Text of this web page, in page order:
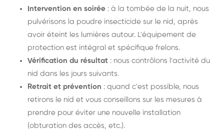
Intervention en soirée : à la tombée de la nuit, nous
pulvérisons la poudre insecticide sur le nid, après
avoir éteint les lumières autour. L'équipement de
protection est intégral et spécifique frelons.
Vérification du résultat : nous contrôlons l'activité du
nid dans les jours suivants.
Retrait et prévention : quand c'est possible, nous
retirons le nid et vous conseillons sur les mesures à
prendre pour éviter une nouvelle installation
(obturation des accès, etc.).